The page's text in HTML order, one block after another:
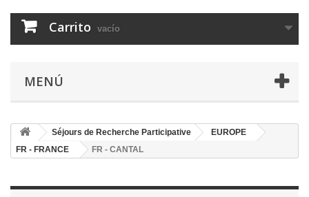
Carrito vacío
MENÚ
Séjours de Recherche Participative
EUROPE
FR - FRANCE
FR - CANTAL